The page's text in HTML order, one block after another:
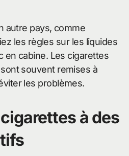
autre pays, comme
les règles sur les liquides
en cabine. Les cigarettes
souvent remises à
les problèmes.
à des